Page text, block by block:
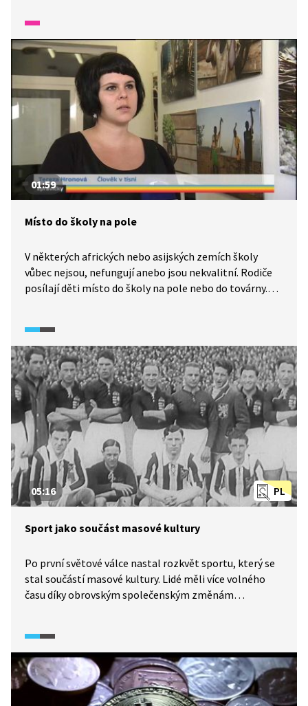
vojenskou alianci světa. Část její vojenské techniky si
můžete prohlédnout na Dnech NATO v Ostravě. Konají
se každý rok třetí víkend v září.
01:59
Místo do školy na pole
V některých afrických nebo asijských zemích školy
vůbec nejsou, nefungují anebo jsou nekvalitní. Rodiče
posílají děti místo do školy na pole nebo do továrny.
učitele.
PL
05:16
Sport jako součást masové kultury
Po první světové válce nastal rozkvět sportu, který se
stal součástí masové kultury. Lidé měli více volného
času díky obrovským společenským změnám
byl ale jednoznačně fotbal.